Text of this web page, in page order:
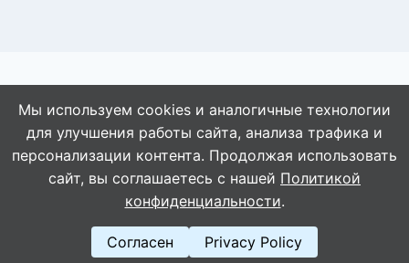
© 2026 АбАлдеть!
Мы используем cookies и аналогичные технологии
для улучшения работы сайта, анализа трафика и
персонализации контента. Продолжая использовать
сайт, вы соглашаетесь с нашей Политикой
конфиденциальности.
Согласен Privacy Policy